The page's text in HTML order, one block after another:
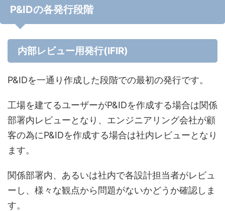
P&IDの各発行段階
内部レビュー用発行(IFIR)
P&IDを一通り作成した段階での最初の発行です。
工場を建てるユーザーがP&IDを作成する場合は関係
部署内レビューとなり、エンジニアリング会社が顧
客の為にP&IDを作成する場合は社内レビューとなり
ます。
関係部署内、あるいは社内で各設計担当者がレビュ
ーし、様々な観点から問題がないかどうか確認しま
す。